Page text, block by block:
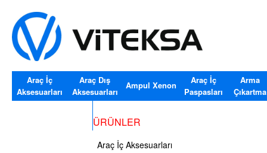
Araç İç
Aksesuarları
Araç Dış
Aksesuarları
Ampul Xenon
Araç İç
Paspasları
Arma
Çıkartma
ÜRÜNLER
Araç İç Aksesuarları